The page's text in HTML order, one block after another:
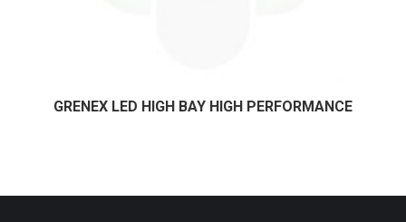
GRENEX LED HIGH BAY HIGH PERFORMANCE